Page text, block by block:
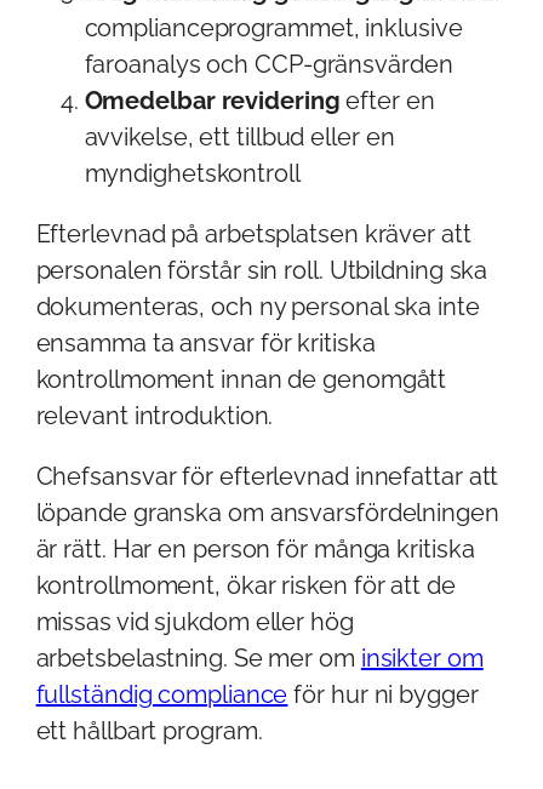
complianceprogrammet, inklusive
faroanalys och CCP-gränsvärden
Omedelbar revidering efter en
avvikelse, ett tillbud eller en
myndighetskontroll
Efterlevnad på arbetsplatsen kräver att
personalen förstår sin roll. Utbildning ska
dokumenteras, och ny personal ska inte
ensamma ta ansvar för kritiska
kontrollmoment innan de genomgått
relevant introduktion.
Chefsansvar för efterlevnad innefattar att
löpande granska om ansvarsfördelningen
är rätt. Har en person för många kritiska
kontrollmoment, ökar risken för att de
missas vid sjukdom eller hög
arbetsbelastning. Se mer om insikter om
fullständig compliance för hur ni bygger
ett hållbart program.